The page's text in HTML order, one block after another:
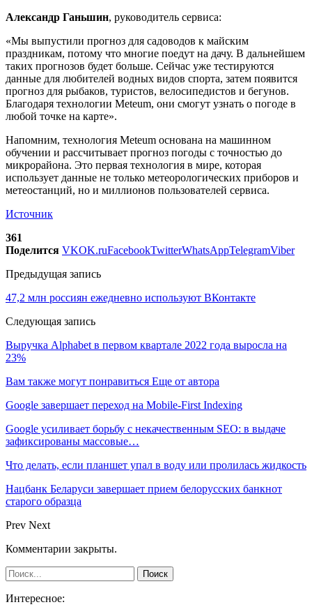
Александр Ганьшин, руководитель сервиса:
«Мы выпустили прогноз для садоводов к майским
праздникам, потому что многие поедут на дачу. В дальнейшем
таких прогнозов будет больше. Сейчас уже тестируются
данные для любителей водных видов спорта, затем появится
прогноз для рыбаков, туристов, велосипедистов и бегунов.
Благодаря технологии Meteum, они смогут узнать о погоде в
любой точке на карте».
Напомним, технология Meteum основана на машинном
обучении и рассчитывает прогноз погоды с точностью до
микрорайона. Это первая технология в мире, которая
использует данные не только метеорологических приборов и
метеостанций, но и миллионов пользователей сервиса.
Источник
361
Поделится VKOK.ruFacebookTwitterWhatsAppTelegramViber
Предыдущая запись
47,2 млн россиян ежедневно используют ВКонтакте
Следующая запись
Выручка Alphabet в первом квартале 2022 года выросла на
23%
Вам также могут понравиться Еще от автора
Google завершает переход на Mobile-First Indexing
Google усиливает борьбу с некачественным SEO: в выдаче
зафиксированы массовые…
Что делать, если планшет упал в воду или пролилась жидкость
Нацбанк Беларуси завершает прием белорусских банкнот
старого образца
Prev Next
Комментарии закрыты.
Интересное: